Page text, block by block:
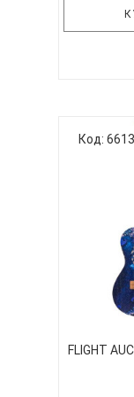
укулеле
дека
сапеле.
Код:
FLIGHT